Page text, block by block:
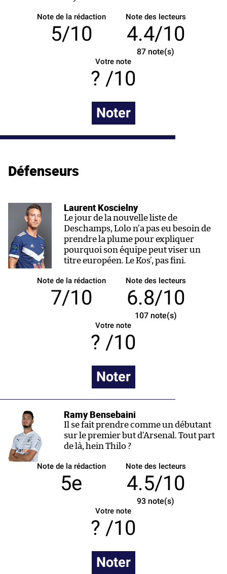
Note de la rédaction
5/10
Note des lecteurs
4.4/10
87 note(s)
Votre note
/10
Noter
Défenseurs
Laurent Koscielny
Le jour de la nouvelle liste de
Deschamps, Lolo n’a pas eu besoin de
prendre la plume pour expliquer
pourquoi son équipe peut viser un
titre européen. Le Kos’, pas fini.
Note de la rédaction
7/10
Note des lecteurs
6.8/10
107note(s)
Votre note
/10
Noter
Ramy Bensebaini
Il se fait prendre comme un débutant
sur le premier but d’Arsenal. Tout part
de là, hein Thilo ?
Note de la rédaction
5e
Note des lecteurs
4.5/10
93 note(s)
Votre note
/10
Noter